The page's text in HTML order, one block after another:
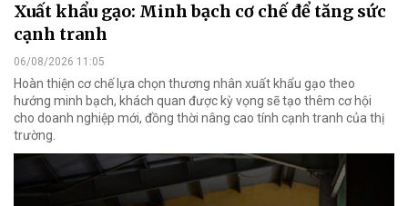
Xuất khẩu gạo: Minh bạch cơ chế để tăng sức
cạnh tranh
06/08/2026 11:05
Hoàn thiện cơ chế lựa chọn thương nhân xuất khẩu gạo theo
hướng minh bạch, khách quan được kỳ vọng sẽ tạo thêm cơ hội
cho doanh nghiệp mới, đồng thời nâng cao tính cạnh tranh của thị
trường.